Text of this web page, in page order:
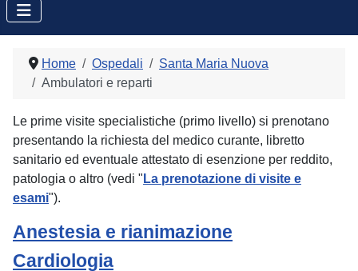
Home Ospedali
Santa Maria Nuova
Ambulatori e reparti
Le prime visite specialistiche (primo livello) si prenotano
presentando la richiesta del medico curante, libretto
sanitario ed eventuale attestato di esenzione per reddito,
patologia o altro (vedi " La prenotazione di visite e
esami").
Anestesia e rianimazione
Cardiologia